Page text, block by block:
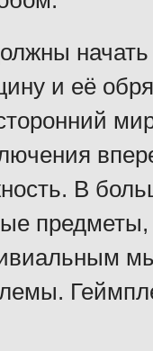
начать
и её
В
предметы,